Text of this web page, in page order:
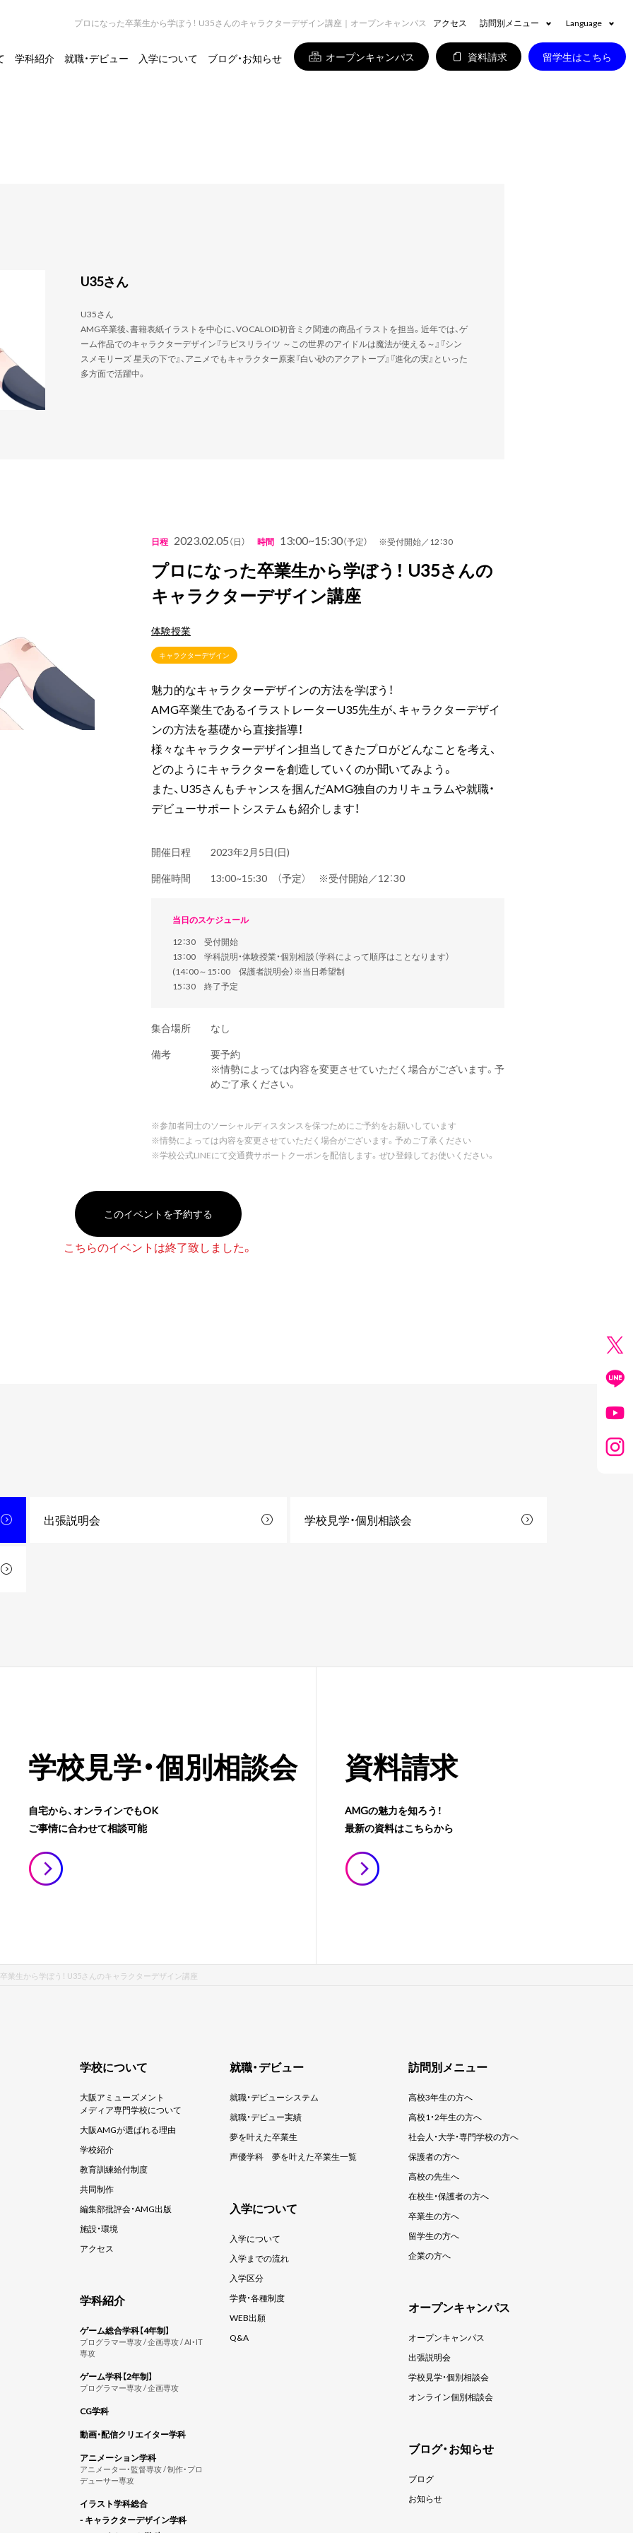
アクセス 訪問別メニュー Language
学科紹介 就職・デビュー 入学について ブログ・お知らせ オープンキャンパス 資料請求 留学生はこちら
プロになった卒業生から学ぼう！ U35さんのキャラクターデザイン講座｜オープンキャンパス
U35さん
U35さん
AMG卒業後、書籍表紙イラストを中心に、VOCALOID初音ミク関連の商品イラストを担当。近年では、ゲ
ーム作品でのキャラクターデザイン『ラピスリライツ ～この世界のアイドルは魔法が使える～』『シン
スメモリーズ 星天の下で』、アニメでもキャラクター原案『白い砂のアクアトープ』『進化の実』といった
多方面で活躍中。
日程 2023.02.05（日） 時間 13:00~15:30（予定） ※受付開始／12：30
プロになった卒業生から学ぼう！ U35さんの
キャラクターデザイン講座
体験授業
キャラクターデザイン
魅力的なキャラクターデザインの方法を学ぼう！
AMG卒業生であるイラストレーターU35先生が、キャラクターデザイ
ンの方法を基礎から直接指導！
様々なキャラクターデザイン担当してきたプロがどんなことを考え、
どのようにキャラクターを創造していくのか聞いてみよう。
また、U35さんもチャンスを掴んだAMG独自のカリキュラムや就職・
デビューサポートシステムも紹介します！
開催日程
2023年2月5日(日)
開催時間
13:00~15:30 （予定） ※受付開始／12：30
当日のスケジュール
12：30 受付開始
13：00 学科説明・体験授業・個別相談（学科によって順序はことなります）
(14：00～15：00 保護者説明会）※当日希望制
15：30 終了予定
集合場所
なし
備考
要予約
※情勢によっては内容を変更させていただく場合がございます。予
めご了承ください。
※参加者同士のソーシャルディスタンスを保つためにご予約をお願いしています
※情勢によっては内容を変更させていただく場合がございます。予めご了承ください
※学校公式LINEにて交通費サポートクーポンを配信します。ぜひ登録してお使いください。
このイベントを予約する
こちらのイベントは終了致しました。
出張説明会 学校見学・個別相談会
学校見学・個別相談会
自宅から、オンラインでもOK
ご事情に合わせて相談可能
資料請求
AMGの魅力を知ろう！
最新の資料はこちらから
業生から学ぼう！ U35さんのキャラクターデザイン講座
学校について
大阪アミューズメント
メディア専門学校について
大阪AMGが選ばれる理由
学校紹介
教育訓練給付制度
共同制作
編集部批評会・AMG出版
施設・環境
アクセス
学科紹介
ゲーム総合学科【4年制】
プログラマー専攻 / 企画専攻 / AI・IT
専攻
ゲーム学科【2年制】
プログラマー専攻 / 企画専攻
CG学科
動画・配信クリエイター学科
アニメーション学科
アニメーター・監督専攻 / 制作・プロ
デューサー専攻
イラスト学科総合
- キャラクターデザイン学科
就職・デビュー
就職・デビューシステム
就職・デビュー実績
夢を叶えた卒業生
声優学科 夢を叶えた卒業生一覧
入学について
入学について
入学までの流れ
入学区分
学費・各種制度
WEB出願
Q&A
訪問別メニュー
高校3年生の方へ
高校1・2年生の方へ
社会人・大学・専門学校の方へ
保護者の方へ
高校の先生へ
在校生・保護者の方へ
卒業生の方へ
留学生の方へ
企業の方へ
オープンキャンパス
オープンキャンパス
出張説明会
学校見学・個別相談会
オンライン個別相談会
ブログ・お知らせ
ブログ
お知らせ